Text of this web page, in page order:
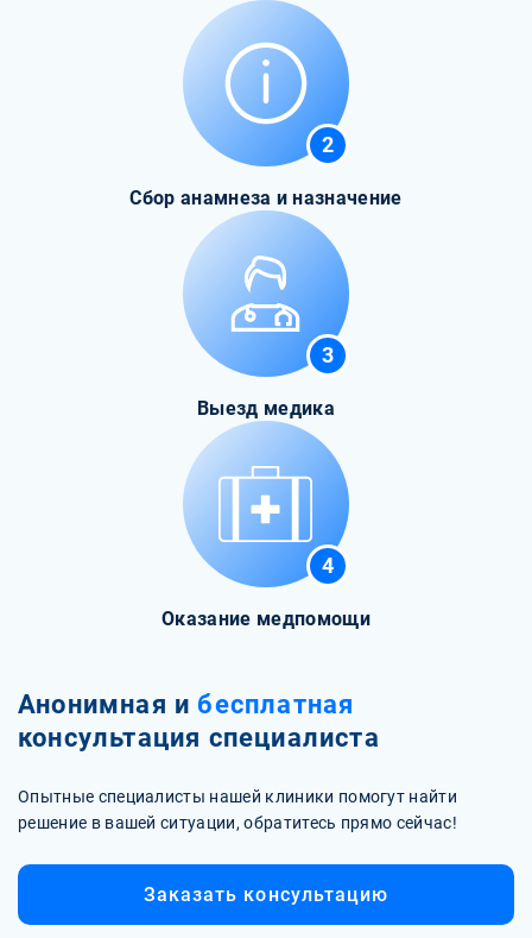
2
Сбор анамнеза и назначение
3
Выезд медика
4
Оказание медпомощи
Анонимная и бесплатная
консультация специалиста
Опытные специалисты нашей клиники помогут найти
решение в вашей ситуации, обратитесь прямо сейчас!
Заказать консультацию